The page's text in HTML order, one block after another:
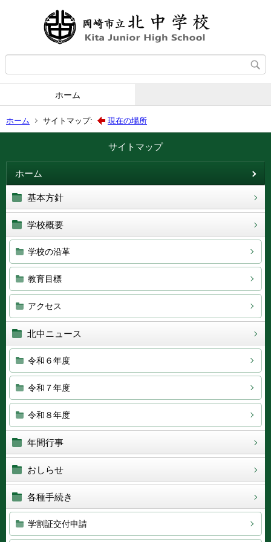
ホーム
ホーム サイトマップ: 現在の場所
サイトマップ
ホーム
基本方針
学校概要
学校の沿革
教育目標
アクセス
北中ニュース
令和６年度
令和７年度
令和８年度
年間行事
おしらせ
各種手続き
学割証交付申請